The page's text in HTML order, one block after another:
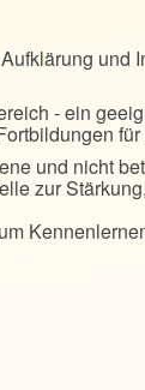
und
- ein
und nicht
zur